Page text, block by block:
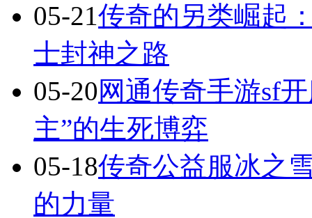
05-21传奇的另类崛起
士封神之路
05-20网通传奇手游sf
主”的生死博弈
05-18传奇公益服冰之
的力量